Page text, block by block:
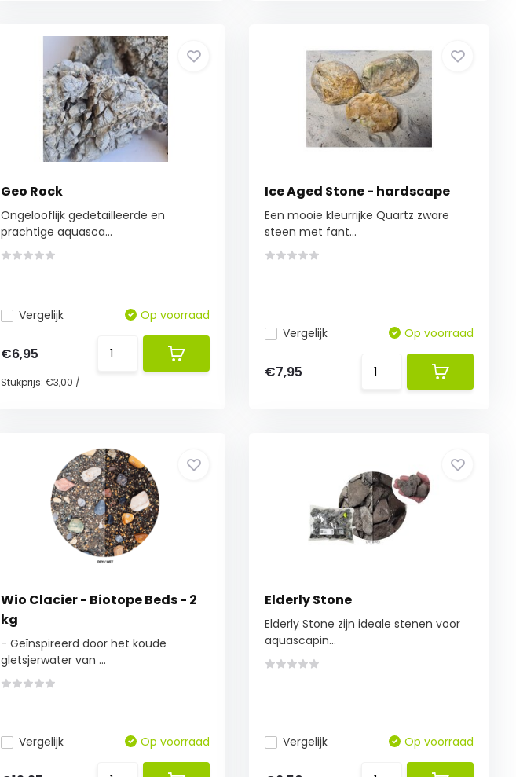
Geo Rock
Ongelooflijk gedetailleerde en
prachtige aquasca...
Vergelijk Op voorraad
€6,95
Stukprijs: €3,00 /
Ice Aged Stone - hardscape
Een mooie kleurrijke Quartz zware
steen met fant...
Vergelijk Op voorraad
€7,95
Wio Clacier - Biotope Beds - 2
kg
- Geïnspireerd door het koude
gletsjerwater van ...
Vergelijk Op voorraad
Elderly Stone
Elderly Stone zijn ideale stenen voor
aquascapin...
Vergelijk Op voorraad